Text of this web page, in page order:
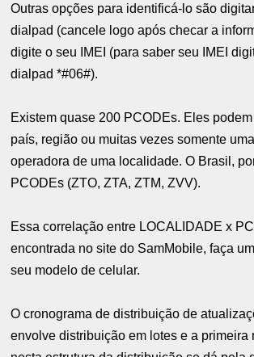
Outras opções para identificá-lo são
dialpad (cancele logo após checar a
digite o seu IMEI (para saber seu IMEI
dialpad *#06#).
Existem quase 200 PCODEs. Eles
país, região ou muitas vezes somente
operadora de uma localidade. O Brasil,
PCODEs (ZTO, ZTA, ZTM, ZVV).
Essa correlação entre LOCALIDADE x
encontrada no site do SamMobile, faça
seu modelo de celular.
O cronograma de distribuição de
envolve distribuição em lotes e a primeira